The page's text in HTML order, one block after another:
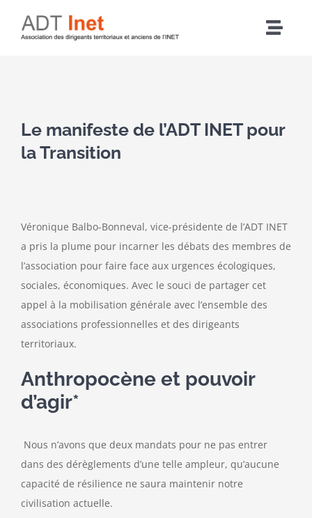
Agenda
l'image
agrandie
Le manifeste de l’ADT INET pour
la Transition
Véronique Balbo-Bonneval, vice-présidente de l’ADT INET
a pris la plume pour incarner les débats des membres de
l’association pour faire face aux urgences écologiques,
sociales, économiques. Avec le souci de partager cet
appel à la mobilisation générale avec l’ensemble des
associations professionnelles et des dirigeants
territoriaux.
Anthropocène et pouvoir
d’agir*
Nous n’avons que deux mandats pour ne pas entrer
dans des dérèglements d’une telle ampleur, qu’aucune
capacité de résilience ne saura maintenir notre
civilisation actuelle.